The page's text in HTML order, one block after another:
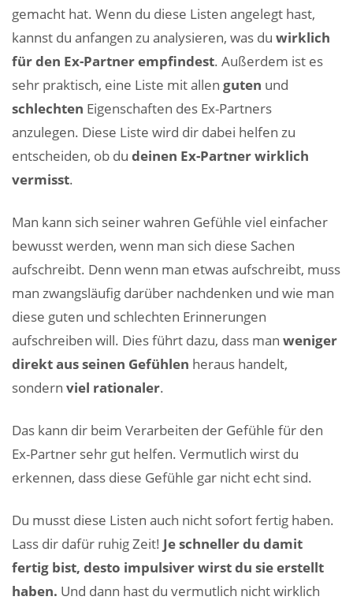
gemacht hat. Wenn du diese Listen angelegt hast,
kannst du anfangen zu analysieren, was du wirklich
für den Ex-Partner empfindest. Außerdem ist es
sehr praktisch, eine Liste mit allen guten und
schlechten Eigenschaften des Ex-Partners
anzulegen. Diese Liste wird dir dabei helfen zu
entscheiden, ob du deinen Ex-Partner wirklich
vermisst.
Man kann sich seiner wahren Gefühle viel einfacher
bewusst werden, wenn man sich diese Sachen
aufschreibt. Denn wenn man etwas aufschreibt, muss
man zwangsläufig darüber nachdenken und wie man
diese guten und schlechten Erinnerungen
aufschreiben will. Dies führt dazu, dass man weniger
direkt aus seinen Gefühlen heraus handelt,
sondern viel rationaler.
Das kann dir beim Verarbeiten der Gefühle für den
Ex-Partner sehr gut helfen. Vermutlich wirst du
erkennen, dass diese Gefühle gar nicht echt sind.
Du musst diese Listen auch nicht sofort fertig haben.
Lass dir dafür ruhig Zeit! Je schneller du damit
fertig bist, desto impulsiver wirst du sie erstellt
haben. Und dann hast du vermutlich nicht wirklich